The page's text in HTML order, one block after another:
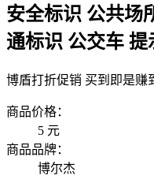
安全标识 公共场
通标识 公交车 提
博盾打折促销 买到即是赚
商品价格：
5 元
商品品牌：
博尔杰